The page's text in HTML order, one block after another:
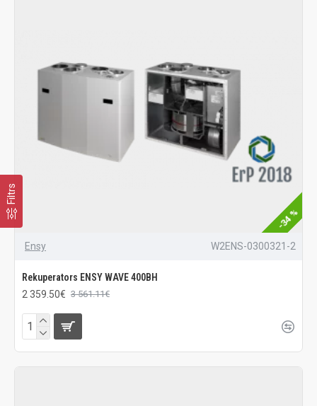
-34 %
Ensy W2ENS-0300321-2
Rekuperators ENSY WAVE 400BH
2 359.50€ 3 561.11€
Filtrs